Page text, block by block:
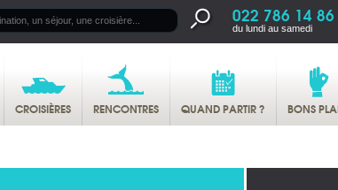
022 786 14 86
du lundi au samedi
CROISIÈRES RENCONTRES QUAND PARTIR ? BONS